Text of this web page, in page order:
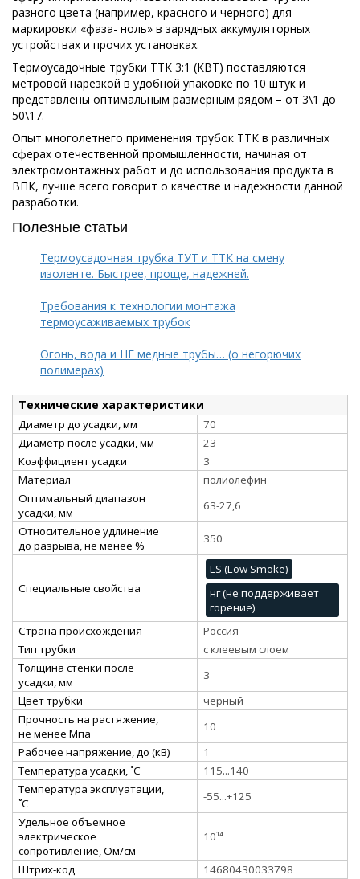
разного цвета (например, красного и черного) для
маркировки «фаза- ноль» в зарядных аккумуляторных
устройствах и прочих установках.
Термоусадочные трубки ТТК 3:1 (КВТ) поставляются
метровой нарезкой в удобной упаковке по 10 штук и
представлены оптимальным размерным рядом – от 3\1 до
50\17.
Опыт многолетнего применения трубок ТТК в различных
сферах отечественной промышленности, начиная от
электромонтажных работ и до использования продукта в
ВПК, лучше всего говорит о качестве и надежности данной
разработки.
Полезные статьи
Термоусадочная трубка ТУТ и ТТК на смену
изоленте. Быстрее, проще, надежней.
Требования к технологии монтажа
термоусаживаемых трубок
Огонь, вода и НЕ медные трубы… (о негорючих
полимерах)
Технические характеристики
Диаметр до усадки, мм
70
Диаметр после усадки, мм
23
Коэффициент усадки
3
Материал
полиолефин
Оптимальный диапазон
усадки, мм
63-27,6
Относительное удлинение
до разрыва, не менее %
350
Специальные свойства
LS (Low Smoke)
нг (не поддерживает
горение)
Страна происхождения
Россия
Тип трубки
с клеевым слоем
Толщина стенки после
усадки, мм
3
Цвет трубки
черный
Прочность на растяжение,
не менее Мпа
10
Рабочее напряжение, до (кВ)
1
Температура усадки, ˚С
115...140
Температура эксплуатации,
˚С
-55...+125
Удельное объемное
электрическое
сопротивление, Ом/см
10¹⁴
Штрих-код
14680430033798